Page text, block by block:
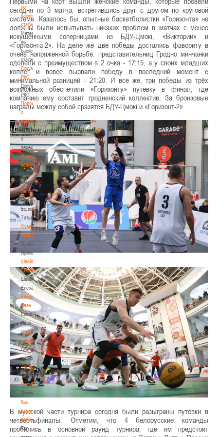
по
баскетбольной
статистике
Материалы
по
баскетбольной
статистике
Документы
РКС
Документы
РКС
Положение
о
переходах
Положение
о
переходах
Наши
чемпионы
Наши
чемпионы
Белошапко
Татьяна
Белошапко
Татьяна
Сумникова
Ирина
Сумникова
Ирина
Швайбович
Елена
Швайбович
Елена
Едешко
Иван
Едешко
Иван
Обучающие
материалы
Обучающие
материалы
Тренерам
Тренерам
Сотрудничество
Сотрудничество
Как
стать
волонтером
Как
сегодня по 3 матча, встретившись друг с другом по круговой
системе. Казалось бы, опытные баскетболистки «Горизонта» не
должны были испытывать никаких проблем в матчах с менее
искушенными соперницами из БДУ-Цмокi, «Виктории» и
«Горизонта-2». На деле же две победы достались фавориту в
очень напряженной борьбе: представительниц Гродно минчанки
одолели с преимуществом в 2 очка - 17:15, а у своих младших
коллег и вовсе вырвали победу в последний момент с
минимальной разницей - 21:20. И все же, три победы из трёх
возможных обеспечили «Горизонту» путёвку в финал, где
компанию ему составит гродненский коллектив. За бронзовые
награды между собой сразятся БДУ-Цмокi и «Горизонт-2».
В мужской части турнира сегодня были разыграны путёвки в
четвертьфиналы. Отметим, что 4 белорусские команды
пробились в основной раунд турнира, где им предстоит